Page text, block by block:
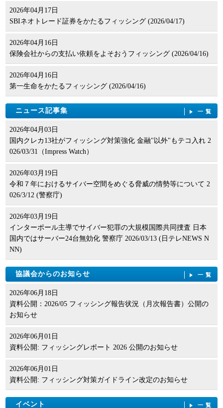
2026年04月17日
SBIネオトレード証券をかたるフィッシング (2026/04/17)
2026年04月16日
保険会社からの支払い依頼をよそおうフィッシング (2026/04/16)
2026年04月16日
第一生命をかたるフィッシング (2026/04/16)
ニュース記事集 一覧
2026年04月03日
国内クレカ13社がフィッシング対策強化 金融"以外"もテコ入れ 2
026/03/31（Impress Watch）
2026年03月19日
令和７年におけるサイバー空間をめぐる脅威の情勢等について 2
026/3/12 (警察庁)
2026年03月19日
インターポール主導でサイバー犯罪の大規模国際共同捜査 日本
国内ではサーバー24台無効化 警察庁 2026/03/13 (日テレNEWS N
NN)
協議会からのお知らせ 一覧
2026年06月18日
資料公開：2026/05 フィッシング報告状況（月次報告書）公開の
お知らせ
2026年06月01日
資料公開: フィッシングレポート 2026 公開のお知らせ
2026年06月01日
資料公開: フィッシング対策ガイドライン改定のお知らせ
イベント 一覧